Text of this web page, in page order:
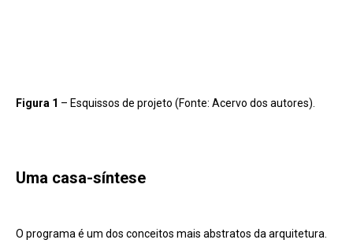
Figura 1 – Esquissos de projeto (Fonte: Acervo dos autores).
Uma casa-síntese
O programa é um dos conceitos mais abstratos da arquitetura.